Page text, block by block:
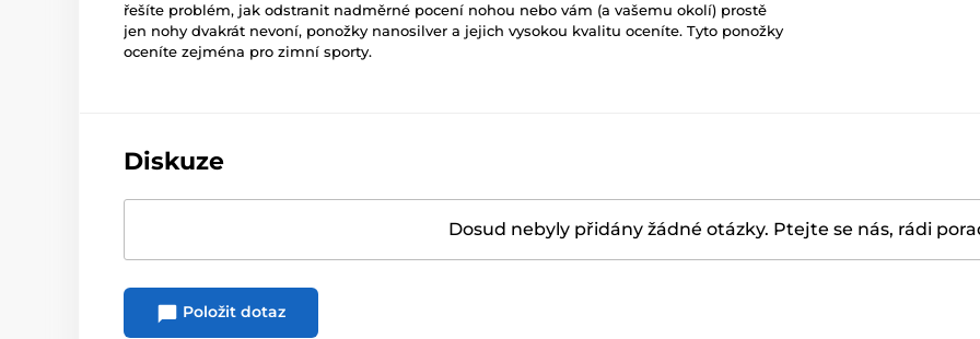
řešíte problém, jak odstranit nadměrné pocení nohou nebo vám (a vašemu okolí) prostě
jen nohy dvakrát nevoní, ponožky nanosilver a jejich vysokou kvalitu oceníte. Tyto ponožky
oceníte zejména pro zimní sporty.
Diskuze
Dosud nebyly přidány žádné otázky. Ptejte se nás, rádi
Položit dotaz